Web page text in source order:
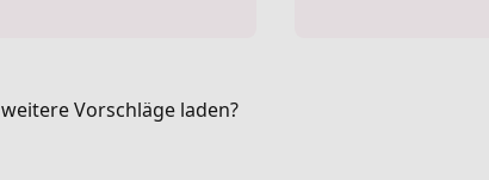
weitere Vorschläge laden?